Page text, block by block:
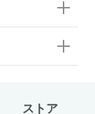
ストア